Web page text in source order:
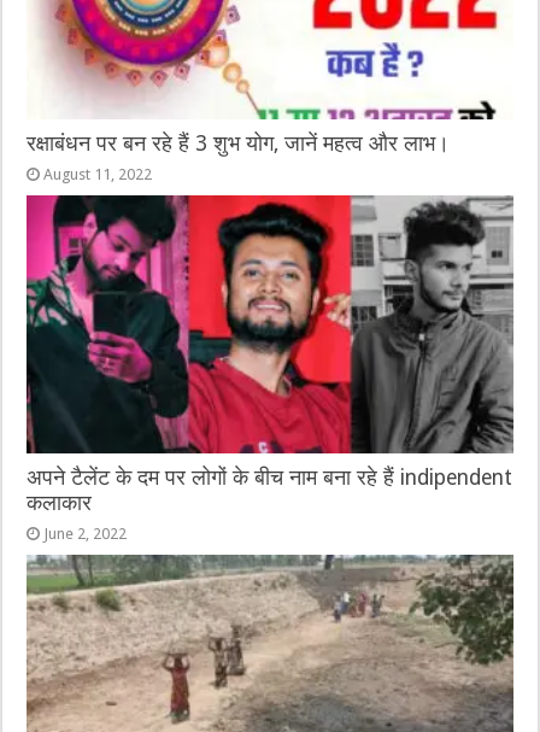
रक्षाबंधन पर बन रहे हैं 3 शुभ योग, जानें महत्व और लाभ।
August 11, 2022
अपने टैलेंट के दम पर लोगों के बीच नाम बना रहे हैं indipendent
कलाकार
June 2, 2022